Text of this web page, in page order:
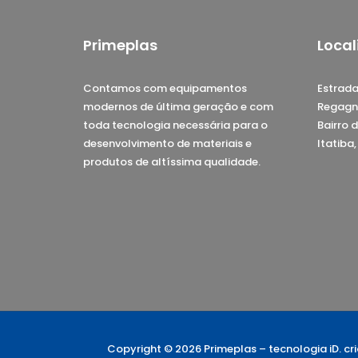
Primeplas
Contamos com equipamentos
modernos de última geração e com
toda tecnologia necessária para o
desenvolvimento de materiais e
produtos de altíssima qualidade.
Bairro
Itatiba,
Copyright © 2026 Primeplas – tecnologia iD.